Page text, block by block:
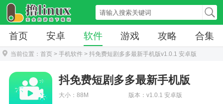
首页 安卓 软件 游戏 攻略 合集
当前位置： 首页 > 手机软件 > 抖免费短剧多多最新手机版v1.0.1 安卓版
抖免费短剧多多最新手机版
大小：88M
版本：v1.0.1 安卓版